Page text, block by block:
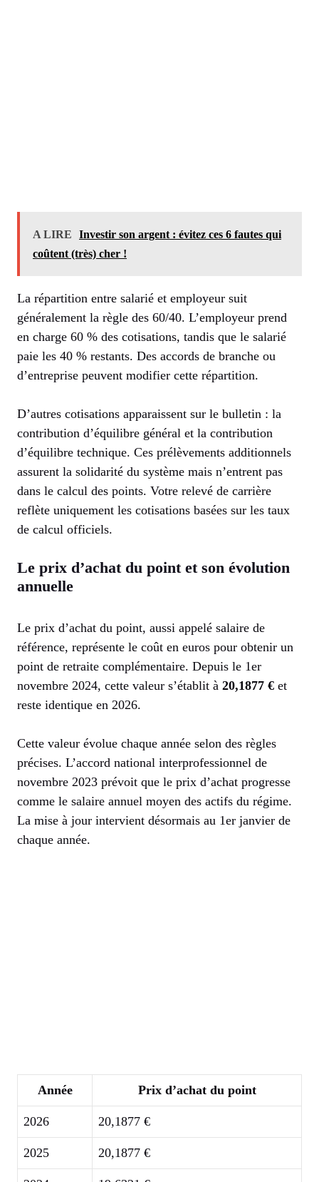
A LIRE
Investir son argent : évitez ces 6 fautes qui
coûtent (très) cher !
La répartition entre salarié et employeur suit
généralement la règle des 60/40. L’employeur prend
en charge 60 % des cotisations, tandis que le salarié
paie les 40 % restants. Des accords de branche ou
d’entreprise peuvent modifier cette répartition.
D’autres cotisations apparaissent sur le bulletin : la
contribution d’équilibre général et la contribution
d’équilibre technique. Ces prélèvements additionnels
assurent la solidarité du système mais n’entrent pas
dans le calcul des points. Votre relevé de carrière
reflète uniquement les cotisations basées sur les taux
de calcul officiels.
Le prix d’achat du point et son évolution
annuelle
Le prix d’achat du point, aussi appelé salaire de
référence, représente le coût en euros pour obtenir un
point de retraite complémentaire. Depuis le 1er
novembre 2024, cette valeur s’établit à 20,1877 € et
reste identique en 2026.
Cette valeur évolue chaque année selon des règles
précises. L’accord national interprofessionnel de
novembre 2023 prévoit que le prix d’achat progresse
comme le salaire annuel moyen des actifs du régime.
La mise à jour intervient désormais au 1er janvier de
chaque année.
Année Prix d’achat du point
2026 20,1877 €
2025 20,1877 €